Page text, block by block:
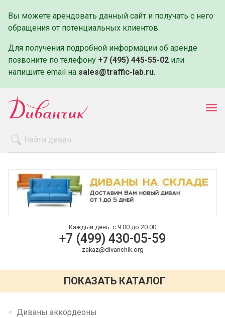
Вы можете арендовать данный сайт и получать с него
обращения от потенциальных клиентов.
Для получения подробной информации об аренде
позвоните по телефону +7 (495) 445-55-02 или
напишите email на sales@traffic-lab.ru.
Оплата и доставка
Контакты
Каждый день: с 9:00 до 20:00
+7 (499) 430-05-59
zakaz@divanchik.org
ПОКАЗАТЬ КАТАЛОГ
Диваны аккордеоны